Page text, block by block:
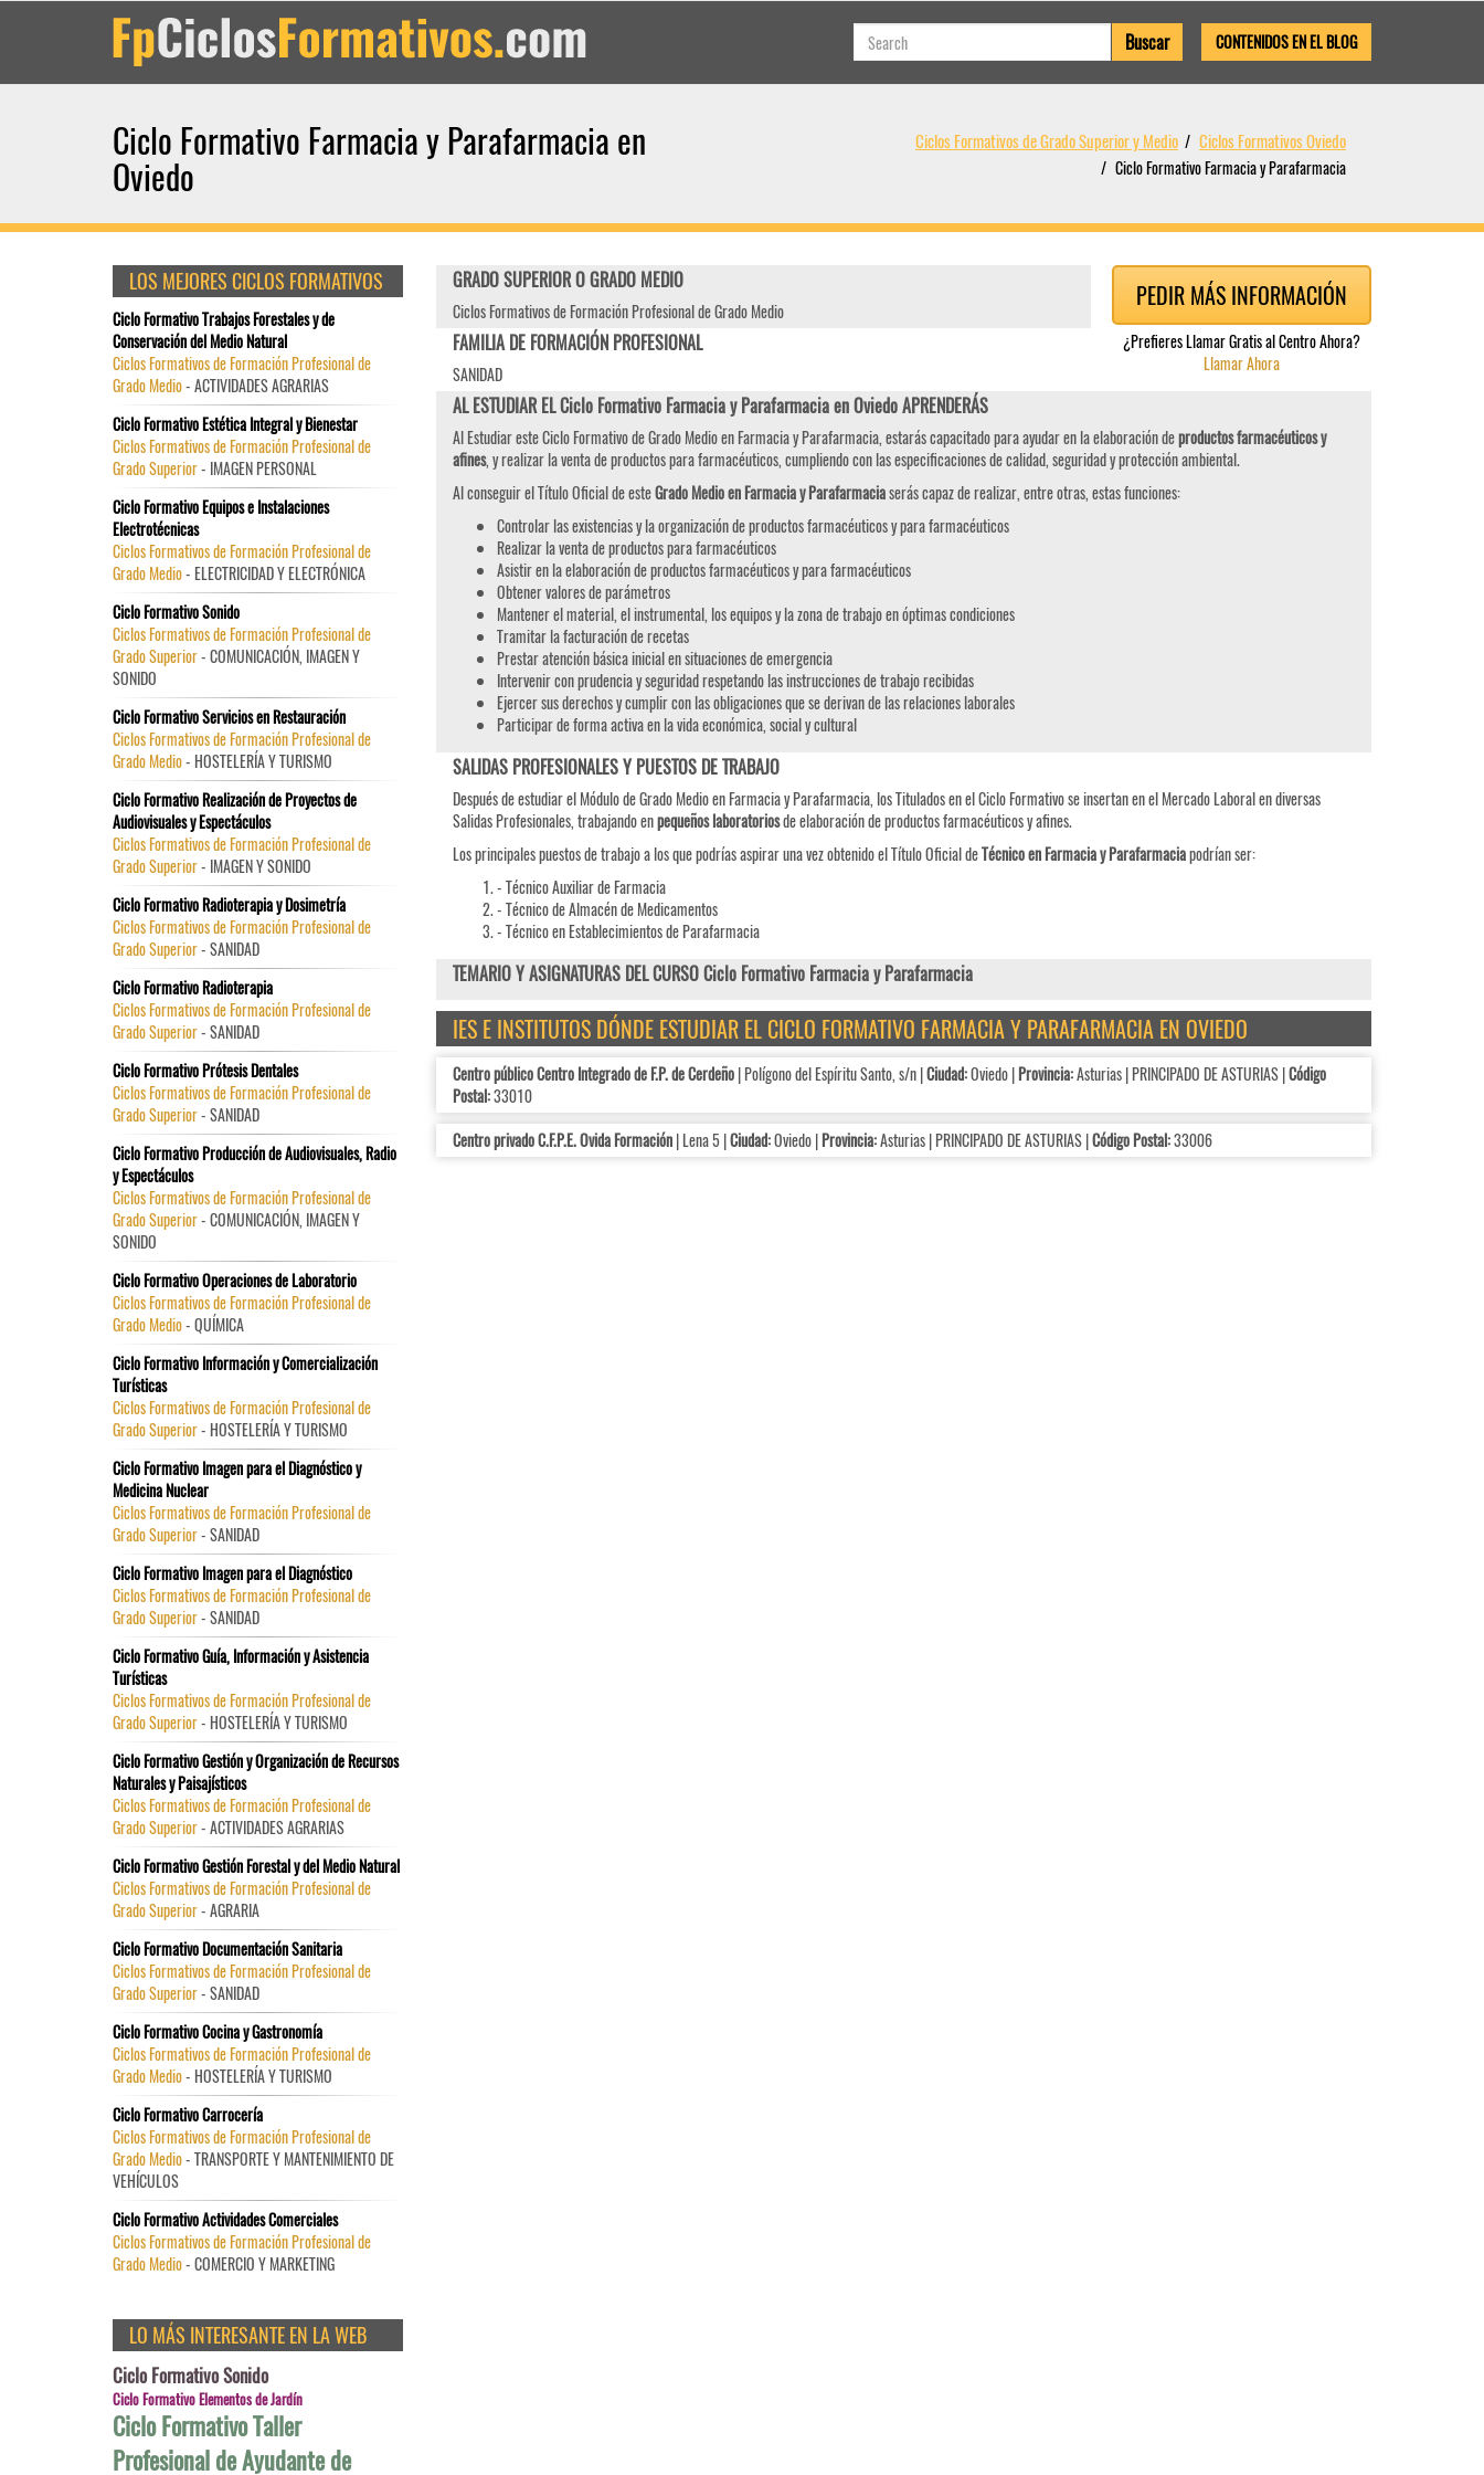
CONTENIDOS EN EL BLOG
Ciclo Formativo Farmacia y Parafarmacia en
Oviedo
Ciclos Formativos de Grado Superior y Medio Ciclos Formativos Oviedo
Ciclo Formativo Farmacia y Parafarmacia
PEDIR MÁS INFORMACIÓN
¿Prefieres Llamar Gratis al Centro Ahora?
Llamar Ahora
GRADO SUPERIOR O GRADO MEDIO
Ciclos Formativos de Formación Profesional de Grado Medio
FAMILIA DE FORMACIÓN PROFESIONAL
SANIDAD
AL ESTUDIAR EL Ciclo Formativo Farmacia y Parafarmacia en Oviedo APRENDERÁS
Al Estudiar este Ciclo Formativo de Grado Medio en Farmacia y Parafarmacia, estarás capacitado para ayudar en la elaboración deproductos farmacéuticos y
afines, y realizar la venta de productos para farmacéuticos, cumpliendo con las especificaciones de calidad, seguridad y protección ambiental.
Al conseguir el Título Oficial de esteGrado Medio en Farmacia y Parafarmaciaserás capaz de realizar, entre otras, estas funciones:
Controlar las existencias y la organización de productos farmacéuticos y para farmacéuticos
Realizar la venta de productos para farmacéuticos
Asistir en la elaboración de productos farmacéuticos y para farmacéuticos
Obtener valores de parámetros
Mantener el material, el instrumental, los equipos y la zona de trabajo en óptimas condiciones
Tramitar la facturación de recetas
Prestar atención básica inicial en situaciones de emergencia
Intervenir con prudencia y seguridad respetando las instrucciones de trabajo recibidas
Ejercer sus derechos y cumplir con las obligaciones que se derivan de las relaciones laborales
Participar de forma activa en la vida económica, social y cultural
SALIDAS PROFESIONALES Y PUESTOS DE TRABAJO
Después de estudiar el Módulo de Grado Medio en Farmacia y Parafarmacia, los Titulados en el Ciclo Formativo se insertan en el Mercado Laboral en diversas
Salidas Profesionales, trabajando enpequeños laboratoriosde elaboración de productos farmacéuticos y afines.
Los principales puestos de trabajo a los que podrías aspirar una vez obtenido el Título Oficial deTécnico en Farmacia y Parafarmaciapodrían ser:
- Técnico Auxiliar de Farmacia
- Técnico de Almacén de Medicamentos
- Técnico en Establecimientos de Parafarmacia
TEMARIO Y ASIGNATURAS DEL CURSO Ciclo Formativo Farmacia y Parafarmacia
IES E INSTITUTOS DÓNDE ESTUDIAR EL CICLO FORMATIVO FARMACIA Y PARAFARMACIA EN OVIEDO
Centro público Centro Integrado de F.P. de Cerdeño| Polígono del Espíritu Santo, s/n |Ciudad:Oviedo |Provincia:Asturias | PRINCIPADO DE ASTURIAS |Código
Postal:33010
Centro privado C.F.P.E. Ovida Formación| Lena 5 |Ciudad:Oviedo |Provincia:Asturias | PRINCIPADO DE ASTURIAS |Código Postal:33006
LOS MEJORES CICLOS FORMATIVOS
Ciclo Formativo Trabajos Forestales y de
Conservación del Medio Natural
Ciclos Formativos de Formación Profesional de
Grado Medio- ACTIVIDADES AGRARIAS
Ciclo Formativo Estética Integral y Bienestar
Ciclos Formativos de Formación Profesional de
Grado Superior- IMAGEN PERSONAL
Ciclo Formativo Equipos e Instalaciones
Electrotécnicas
Ciclos Formativos de Formación Profesional de
Grado Medio- ELECTRICIDAD Y ELECTRÓNICA
Ciclo Formativo Sonido
Ciclos Formativos de Formación Profesional de
Grado Superior- COMUNICACIÓN, IMAGEN Y
SONIDO
Ciclo Formativo Servicios en Restauración
Ciclos Formativos de Formación Profesional de
Grado Medio- HOSTELERÍA Y TURISMO
Ciclo Formativo Realización de Proyectos de
Audiovisuales y Espectáculos
Ciclos Formativos de Formación Profesional de
Grado Superior- IMAGEN Y SONIDO
Ciclo Formativo Radioterapia y Dosimetría
Ciclos Formativos de Formación Profesional de
Grado Superior- SANIDAD
Ciclo Formativo Radioterapia
Ciclos Formativos de Formación Profesional de
Grado Superior- SANIDAD
Ciclo Formativo Prótesis Dentales
Ciclos Formativos de Formación Profesional de
Grado Superior- SANIDAD
Ciclo Formativo Producción de Audiovisuales, Radio
y Espectáculos
Ciclos Formativos de Formación Profesional de
Grado Superior- COMUNICACIÓN, IMAGEN Y
SONIDO
Ciclo Formativo Operaciones de Laboratorio
Ciclos Formativos de Formación Profesional de
Grado Medio- QUÍMICA
Ciclo Formativo Información y Comercialización
Turísticas
Ciclos Formativos de Formación Profesional de
Grado Superior- HOSTELERÍA Y TURISMO
Ciclo Formativo Imagen para el Diagnóstico y
Medicina Nuclear
Ciclos Formativos de Formación Profesional de
Grado Superior- SANIDAD
Ciclo Formativo Imagen para el Diagnóstico
Ciclos Formativos de Formación Profesional de
Grado Superior- SANIDAD
Ciclo Formativo Guía, Información y Asistencia
Turísticas
Ciclos Formativos de Formación Profesional de
Grado Superior- HOSTELERÍA Y TURISMO
Ciclo Formativo Gestión y Organización de Recursos
Naturales y Paisajísticos
Ciclos Formativos de Formación Profesional de
Grado Superior- ACTIVIDADES AGRARIAS
Ciclo Formativo Gestión Forestal y del Medio Natural
Ciclos Formativos de Formación Profesional de
Grado Superior- AGRARIA
Ciclo Formativo Documentación Sanitaria
Ciclos Formativos de Formación Profesional de
Grado Superior- SANIDAD
Ciclo Formativo Cocina y Gastronomía
Ciclos Formativos de Formación Profesional de
Grado Medio- HOSTELERÍA Y TURISMO
Ciclo Formativo Carrocería
Ciclos Formativos de Formación Profesional de
Grado Medio- TRANSPORTE Y MANTENIMIENTO DE
VEHÍCULOS
Ciclo Formativo Actividades Comerciales
Ciclos Formativos de Formación Profesional de
Grado Medio- COMERCIO Y MARKETING
LO MÁS INTERESANTE EN LA WEB
Ciclo Formativo Sonido
Ciclo Formativo Elementos de Jardín
Ciclo Formativo Taller
Profesional de Ayudante de